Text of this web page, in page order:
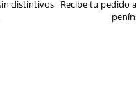
distintivos Recibe tu pedido